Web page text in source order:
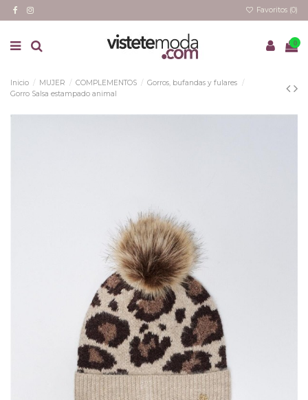
Favoritos (0)
0
Inicio MUJER COMPLEMENTOS
Gorros, bufandas y fulares
Gorro Salsa estampado animal